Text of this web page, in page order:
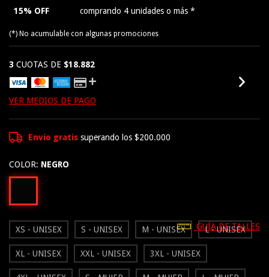
15% OFF comprando 4 unidades o más *
(*) No acumulable con algunas promociones
3 CUOTAS DE $18.882
VER MEDIOS DE PAGO
Envío gratis superando los$200.000
COLOR: NEGRO
GUÍA DE TALLES
XS - UNISEX S - UNISEX M - UNISEX L - UNISEX
XL - UNISEX XXL - UNISEX 3XL - UNISEX